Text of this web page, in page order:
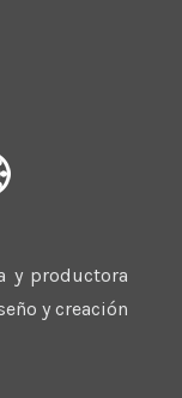
y productora
y creación